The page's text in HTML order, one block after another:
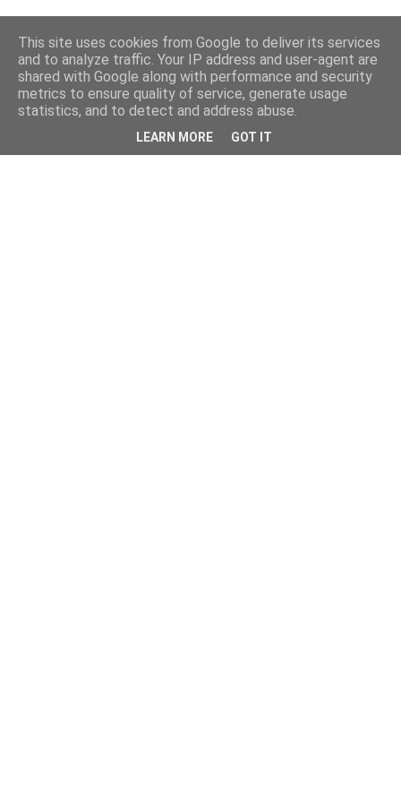
This site uses cookies from Google to deliver its services
and to analyze traffic. Your IP address and user-agent are
shared with Google along with performance and security
metrics to ensure quality of service, generate usage
statistics, and to detect and address abuse.
LEARN MORE GOT IT